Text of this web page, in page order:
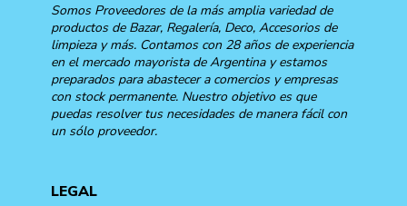
Somos Proveedores de la más amplia variedad de
productos de Bazar, Regalería, Deco, Accesorios de
limpieza y más. Contamos con 28 años de experiencia
en el mercado mayorista de Argentina y estamos
preparados para abastecer a comercios y empresas
con stock permanente. Nuestro objetivo es que
puedas resolver tus necesidades de manera fácil con
un sólo proveedor.
LEGAL